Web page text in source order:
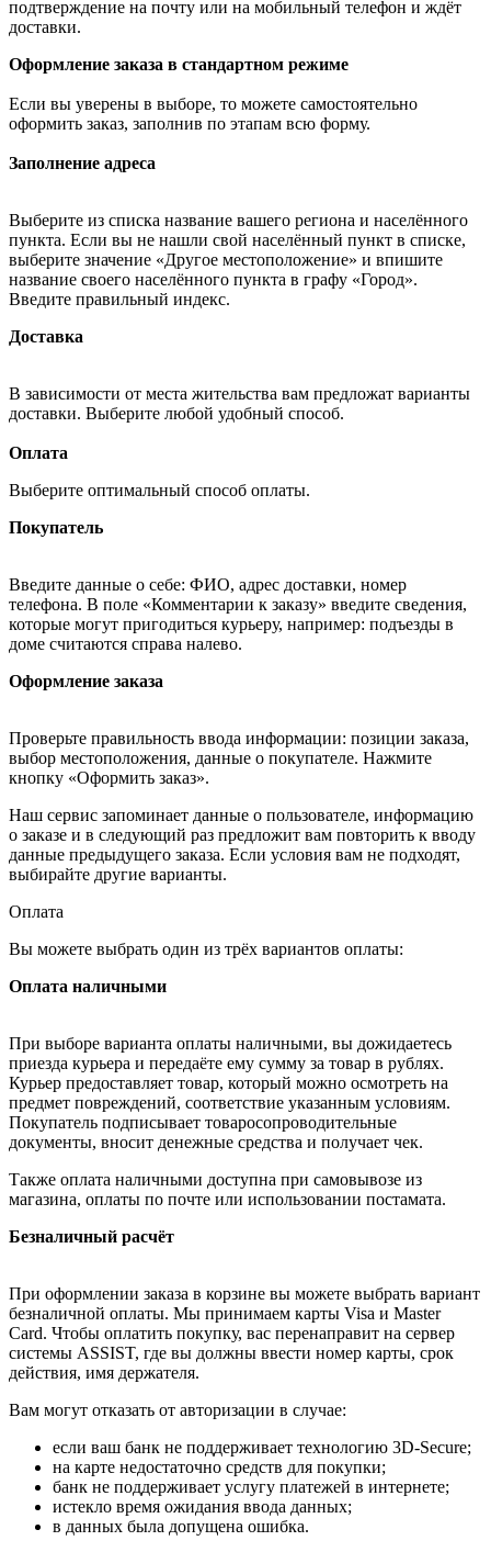
подтверждение на почту или на мобильный телефон и ждёт
доставки.
Оформление заказа в стандартном режиме
Если вы уверены в выборе, то можете самостоятельно
оформить заказ, заполнив по этапам всю форму.
Заполнение адреса
Выберите из списка название вашего региона и населённого
пункта. Если вы не нашли свой населённый пункт в списке,
выберите значение «Другое местоположение» и впишите
название своего населённого пункта в графу «Город».
Введите правильный индекс.
Доставка
В зависимости от места жительства вам предложат варианты
доставки. Выберите любой удобный способ.
Оплата
Выберите оптимальный способ оплаты.
Покупатель
Введите данные о себе: ФИО, адрес доставки, номер
телефона. В поле «Комментарии к заказу» введите сведения,
которые могут пригодиться курьеру, например: подъезды в
доме считаются справа налево.
Оформление заказа
Проверьте правильность ввода информации: позиции заказа,
выбор местоположения, данные о покупателе. Нажмите
кнопку «Оформить заказ».
Наш сервис запоминает данные о пользователе, информацию
о заказе и в следующий раз предложит вам повторить к вводу
данные предыдущего заказа. Если условия вам не подходят,
выбирайте другие варианты.
Оплата
Вы можете выбрать один из трёх вариантов оплаты:
Оплата наличными
При выборе варианта оплаты наличными, вы дожидаетесь
приезда курьера и передаёте ему сумму за товар в рублях.
Курьер предоставляет товар, который можно осмотреть на
предмет повреждений, соответствие указанным условиям.
Покупатель подписывает товаросопроводительные
документы, вносит денежные средства и получает чек.
Также оплата наличными доступна при самовывозе из
магазина, оплаты по почте или использовании постамата.
Безналичный расчёт
При оформлении заказа в корзине вы можете выбрать вариант
безналичной оплаты. Мы принимаем карты Visa и Master
Card. Чтобы оплатить покупку, вас перенаправит на сервер
системы ASSIST, где вы должны ввести номер карты, срок
действия, имя держателя.
Вам могут отказать от авторизации в случае:
если ваш банк не поддерживает технологию 3D-Secure;
на карте недостаточно средств для покупки;
банк не поддерживает услугу платежей в интернете;
истекло время ожидания ввода данных;
в данных была допущена ошибка.